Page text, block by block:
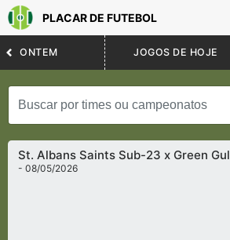
PLACAR DE FUTEBOL
ONTEM JOGOS DE HOJE
St. Albans Saints Sub-23 x Green
- 08/05/2026